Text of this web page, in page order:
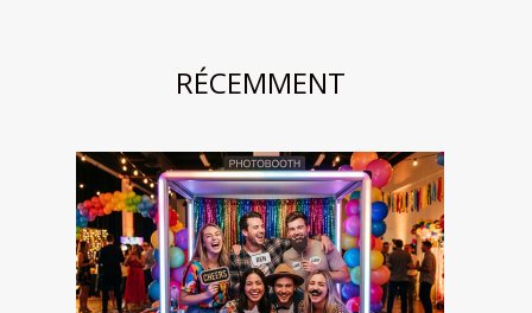
RÉCEMMENT